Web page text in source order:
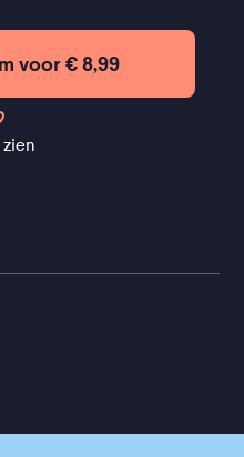
voor € 8,99